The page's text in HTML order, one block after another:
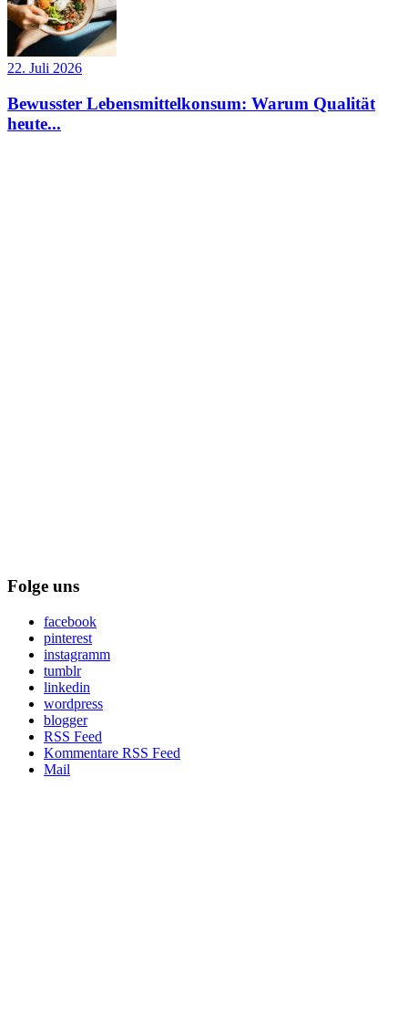
22. Juli 2026
Bewusster Lebensmittelkonsum: Warum Qualität
heute...
Folge uns
facebook
pinterest
instagramm
tumblr
linkedin
wordpress
blogger
RSS Feed
Kommentare RSS Feed
Mail